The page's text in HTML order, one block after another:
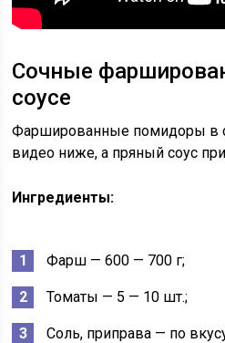
Сочные
соусе
Фаршированные помидоры в
видео ниже, а пряный соус
Ингредиенты:
Фарш — 600 — 700 г;
Томаты — 5 — 10 шт.;
Соль, приправа — по